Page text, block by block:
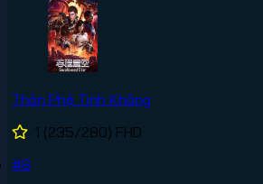
Thôn Phệ Tinh Không
1 (235/280) FHD
#8